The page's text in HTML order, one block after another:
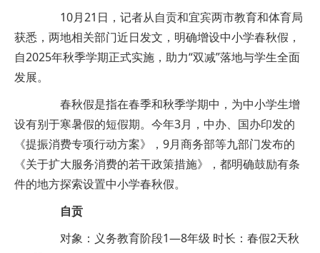
10月21日，记者从自贡和宜宾两市教育和体育局
获悉，两地相关部门近日发文，明确增设中小学春秋假，
自2025年秋季学期正式实施，助力“双减”落地与学生全面
发展。
春秋假是指在春季和秋季学期中，为中小学生增
设有别于寒暑假的短假期。今年3月，中办、国办印发的
《提振消费专项行动方案》，9月商务部等九部门发布的
《关于扩大服务消费的若干政策措施》，都明确鼓励有条
件的地方探索设置中小学春秋假。
自贡
对象：义务教育阶段1—8年级 时长：春假2天秋